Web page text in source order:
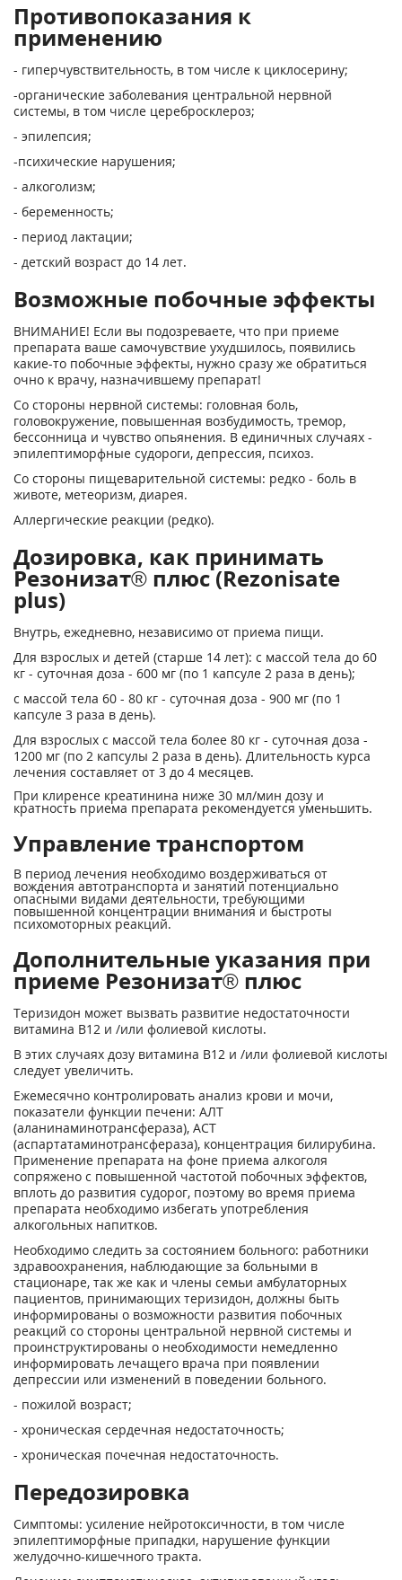
Противопоказания к
применению
- гиперчувствительность, в том числе к циклосерину;
-органические заболевания центральной нервной
системы, в том числе церебросклероз;
- эпилепсия;
-психические нарушения;
- алкоголизм;
- беременность;
- период лактации;
- детский возраст до 14 лет.
Возможные побочные эффекты
ВНИМАНИЕ! Если вы подозреваете, что при приеме
препарата ваше самочувствие ухудшилось, появились
какие-то побочные эффекты, нужно сразу же обратиться
очно к врачу, назначившему препарат!
Со стороны нервной системы: головная боль,
головокружение, повышенная возбудимость, тремор,
бессонница и чувство опьянения. В единичных случаях -
эпилептиморфные судороги, депрессия, психоз.
Со стороны пищеварительной системы: редко - боль в
животе, метеоризм, диарея.
Аллергические реакции (редко).
Дозировка, как принимать
Резонизат® плюс (Rezonisate
plus)
Внутрь, ежедневно, независимо от приема пищи.
Для взрослых и детей (старше 14 лет): с массой тела до 60
кг - суточная доза - 600 мг (по 1 капсуле 2 раза в день);
с массой тела 60 - 80 кг - суточная доза - 900 мг (по 1
капсуле 3 раза в день).
Для взрослых с массой тела более 80 кг - суточная доза -
1200 мг (по 2 капсулы 2 раза в день). Длительность курса
лечения составляет от 3 до 4 месяцев.
При клиренсе креатинина ниже 30 мл/мин дозу и
кратность приема препарата рекомендуется уменьшить.
Управление транспортом
В период лечения необходимо воздерживаться от
вождения автотранспорта и занятий потенциально
опасными видами деятельности, требующими
повышенной концентрации внимания и быстроты
психомоторных реакций.
Дополнительные указания при
приеме Резонизат® плюс
Теризидон может вызвать развитие недостаточности
витамина В12 и /или фолиевой кислоты.
В этих случаях дозу витамина В12 и /или фолиевой кислоты
следует увеличить.
Ежемесячно контролировать анализ крови и мочи,
показатели функции печени: АЛТ
(аланинаминотрансфераза), ACT
(аспартатаминотрансфераза), концентрация билирубина.
Применение препарата на фоне приема алкоголя
сопряжено с повышенной частотой побочных эффектов,
вплоть до развития судорог, поэтому во время приема
препарата необходимо избегать употребления
алкогольных напитков.
Необходимо следить за состоянием больного: работники
здравоохранения, наблюдающие за больными в
стационаре, так же как и члены семьи амбулаторных
пациентов, принимающих теризидон, должны быть
информированы о возможности развития побочных
реакций со стороны центральной нервной системы и
проинструктированы о необходимости немедленно
информировать лечащего врача при появлении
депрессии или изменений в поведении больного.
- пожилой возраст;
- хроническая сердечная недостаточность;
- хроническая почечная недостаточность.
Передозировка
Симптомы: усиление нейротоксичности, в том числе
эпилептиморфные припадки, нарушение функции
желудочно-кишечного тракта.